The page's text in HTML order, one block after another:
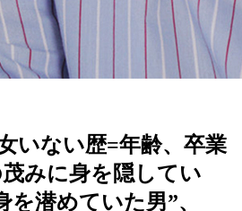
いない歴=年齢、卒業
みに身を隠してい
を潜めていた男”、